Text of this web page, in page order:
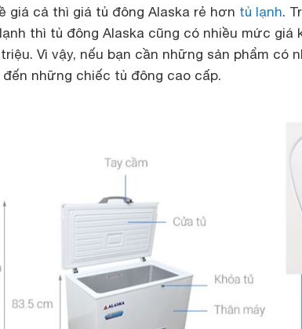
giá cả thì giá tủ đông Alaska rẻ hơn tủ lạnh.
thì tủ đông Alaska cũng có nhiều mức giá
Vì vậy, nếu bạn cần những sản phẩm có
những chiếc tủ đông cao cấp.